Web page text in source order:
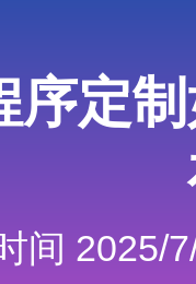
序定
间 2025/